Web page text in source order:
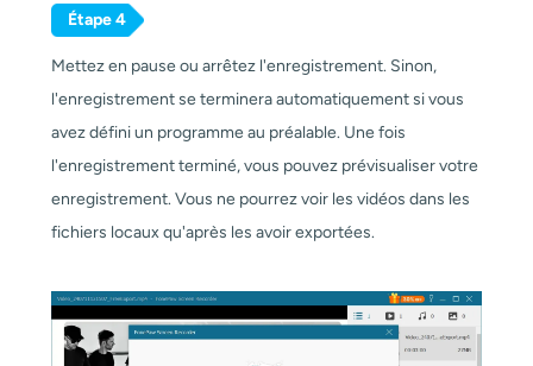
Étape 4
Mettez en pause ou arrêtez l'enregistrement. Sinon,
l'enregistrement se terminera automatiquement si vous
avez défini un programme au préalable. Une fois
l'enregistrement terminé, vous pouvez prévisualiser votre
enregistrement. Vous ne pourrez voir les vidéos dans les
fichiers locaux qu'après les avoir exportées.